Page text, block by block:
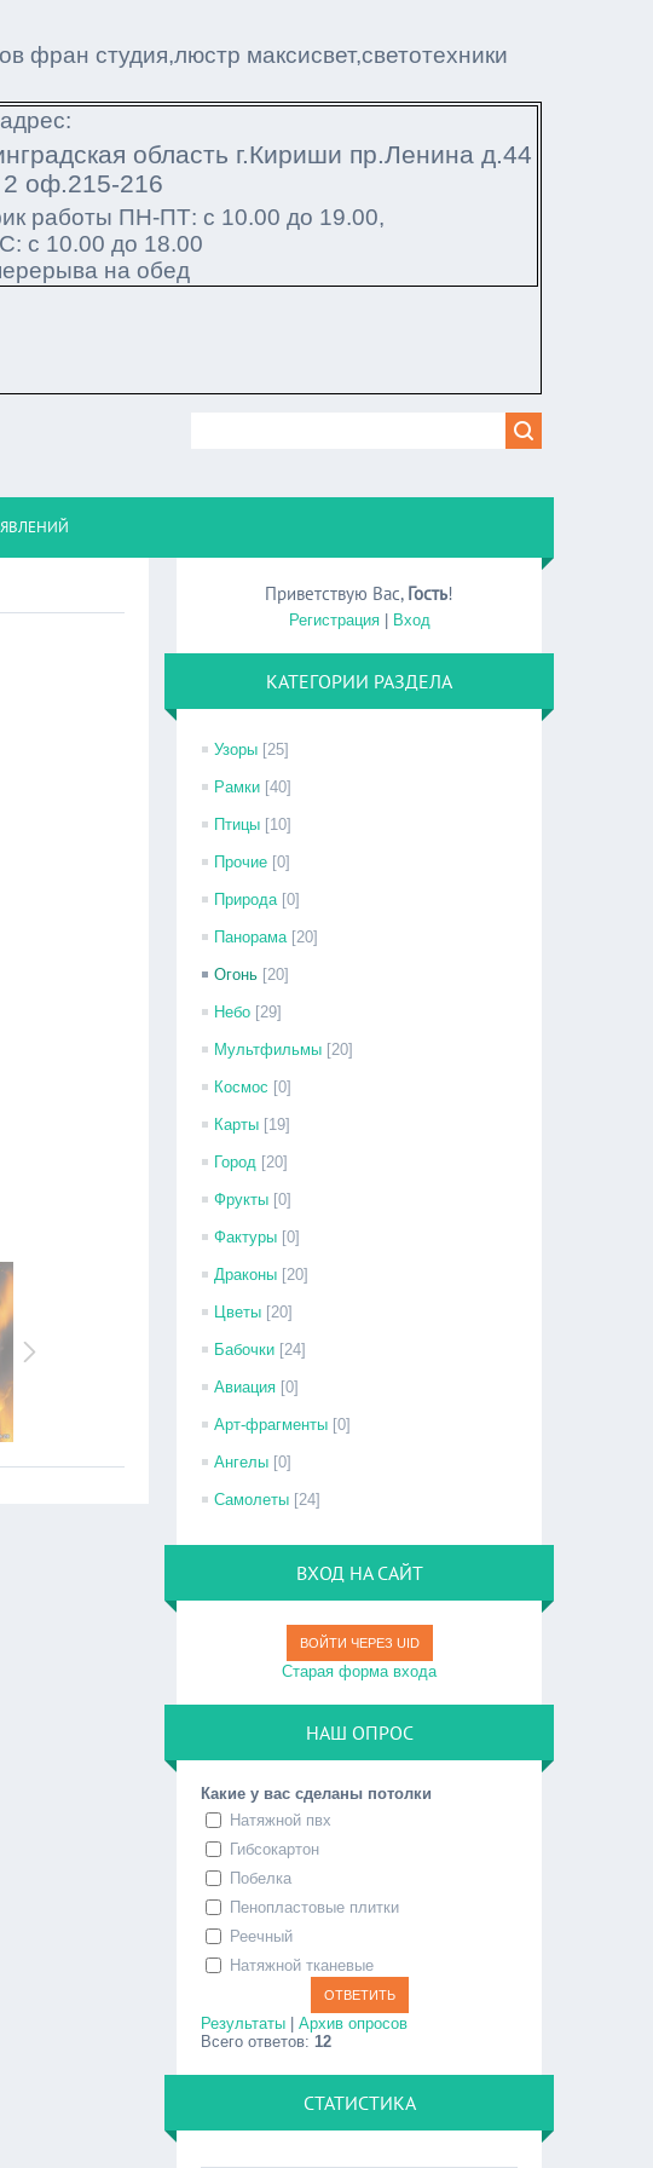
фран студия,люстр максисвет,светотехники
область г.Кириши пр.Ленина д.44
оф.215-216
работы ПН-ПТ: с 10.00 до 19.00,
с 10.00 до 18.00
на обед
Приветствую Вас, Гость!
Регистрация| Вход
КАТЕГОРИИ РАЗДЕЛА
Узоры [25]
Рамки [40]
Птицы [10]
Прочие [0]
Природа [0]
Панорама [20]
Огонь [20]
Небо [29]
Мультфильмы [20]
Космос [0]
Карты [19]
Город [20]
Фрукты [0]
Фактуры [0]
Драконы [20]
Цветы [20]
Бабочки [24]
Авиация [0]
Арт-фрагменты [0]
Ангелы [0]
Самолеты [24]
ВХОД НА САЙТ
ВОЙТИ ЧЕРЕЗ UID
Старая форма входа
НАШ ОПРОС
Какие у вас сделаны потолки
Натяжной пвх
Гибсокартон
Побелка
Пенопластовые плитки
Реечный
Натяжной тканевые
Результаты |Архив опросов
Всего ответов:12
СТАТИСТИКА